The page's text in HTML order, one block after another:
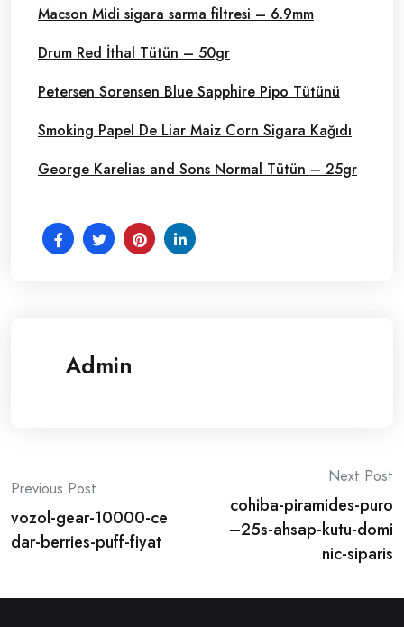
Macson Midi sigara sarma filtresi – 6.9mm
Drum Red İthal Tütün – 50gr
Petersen Sorensen Blue Sapphire Pipo Tütünü
Smoking Papel De Liar Maiz Corn Sigara Kağıdı
George Karelias and Sons Normal Tütün – 25gr
Admin
Post
navigation
Previous Post
vozol-gear-10000-ce
dar-berries-puff-fiyat
Next Post
cohiba-piramides-puro
–25s-ahsap-kutu-domi
nic-siparis